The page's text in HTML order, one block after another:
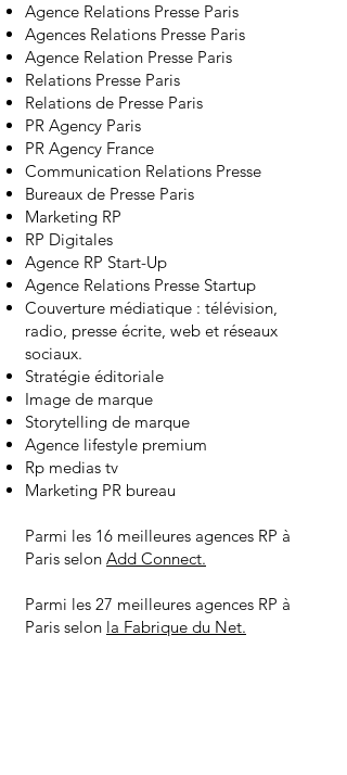
Agence Relations Presse Paris
Agences Relations Presse Paris
Agence Relation Presse Paris
Relations Presse Paris
Relations de Presse Paris
PR Agency Paris
PR Agency France
Communication Relations Presse
Bureaux de Presse Paris
Marketing RP
RP Digitales
Agence RP Start-Up
Agence Relations Presse Startup
Couverture médiatique : télévision,
radio, presse écrite, web et réseaux
sociaux.
Stratégie éditoriale
Image de marque
Storytelling de marque
Agence lifestyle premium
Rp medias tv
Marketing PR bureau
Parmi les 16 meilleures agences RP à
Paris selon Add Connect.
Parmi les 27 meilleures agences RP à
Paris selon la Fabrique du Net.